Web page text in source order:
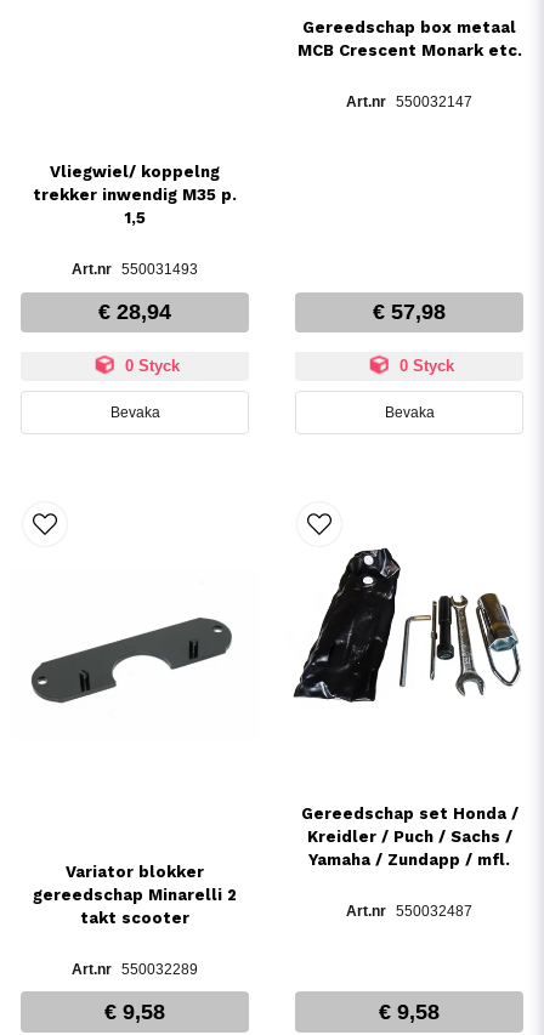
Vliegwiel/ koppelng
trekker inwendig M35 p.
1,5
550031493
€ 28,94
0 Styck
Bevaka
Gereedschap box metaal
MCB Crescent Monark etc.
550032147
€ 57,98
0 Styck
Bevaka
Variator blokker
gereedschap Minarelli 2
takt scooter
550032289
€ 9,58
Gereedschap set Honda /
Kreidler / Puch / Sachs /
Yamaha / Zundapp / mfl.
550032487
€ 9,58